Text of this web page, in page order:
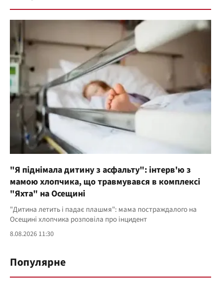
"Я піднімала дитину з асфальту": інтерв'ю з
мамою хлопчика, що травмувався в комплексі
"Яхта" на Осещині
"Дитина летить і падає плашмя": мама постраждалого на
Осещині хлопчика розповіла про інцидент
8.08.2026 11:30
Популярне